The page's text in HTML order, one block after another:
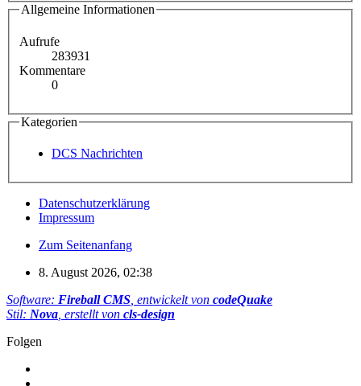
Allgemeine Informationen
Aufrufe
283931
Kommentare
0
Kategorien
DCS Nachrichten
Datenschutzerklärung
Impressum
Zum Seitenanfang
8. August 2026, 02:38
Software: Fireball CMS , entwickelt von codeQuake
Stil: Nova , erstellt von cls-design
Folgen